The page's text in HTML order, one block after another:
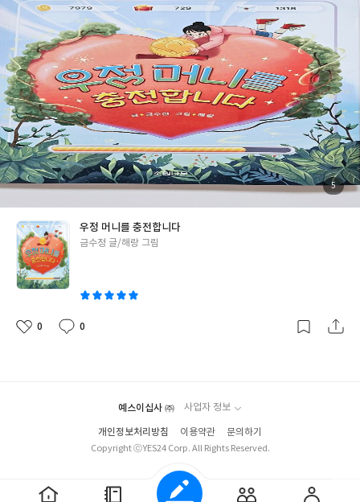
다 본 이혼전문 변호사의 간판이 눈에 깊게 박힌 이유는 그 때문이지
요. 매일같이 싸우는 부모님의 모습은 상이의 평온한 잠마저 앗아갔
습니다. 꿈 속에서도, 상이는 싸우는 부모님들의 모습을 무기력하게
지켜만 봐야 합니다. 이는 상이에게 깊은 무기력함과 우울증을 선사
합니다. 그러나 부부싸움이 항상 아이들에게 악몽을 남기는 것 만은
아닙니다. '부부싸움은 칼로 물 베기'라고도 하죠. 친구 호열이가 부
모님의 싸움을 쉽게 웃어넘길 수 있던 이유는, 부모님 사이에 존재
하는 화목함을 알고있기 때문일겁니다. 부부가 어떤 마음으로 싸우
는지, 어떻게 싸우는지를 아이들이 모두 알고있다는 의미일지도 몰
라요. 처음에는 아이들의 악몽을 가라앉힐 수 있는 키워드를 얻기 위
해 책을 읽기 시작했어요. 휘리릭 넘어가는 페이지 속에서 초등 아이
해보면, 어쩌면 제가 가진 불안과 스트레스 때문에 아이들이 악몽을
꾸는 것이 아니었을까, 하는 생각을 해봅니다. 문득 돌아보면 제가
육아 스트레스로 힘들어할 때 마다 아이들이 부쩍 불안해했거든요.
아이들은 집안 분위기를 먹고 자라난다는 생각을, 문득 해봐요. 건
강한 가정 분위기 속에서, 아이들은 안정적으로 자라날거에요. 오늘
천연령 초등 3-4학년간단한 일러스트에 줄글로 이어지는 초등 소설
이 아이의 용돈 관리 문제랍니다. 다른 말로 경제교육이라고도 하죠.
그러던 중에, "우정 머니를 충전합니다" 라는 책이 아이들의 경제
교육을 위해 좋은 동화책이라는 소개를 보고 읽어보게 되었어요. >
우정 머니를 충전합니다 동은이는 지나의 생일파티에 초대받았어
요. 그런데 하필이면 영재원 수업시간과 겹쳤습니다. 엄마는 영재원
수업을 빠지지 못하게 해요. 그래서 동은이는 지나의 생일파티에 가
지 못합니다. 지나의 생일파티에 빠진 일로 친구사이를 이어가지 못
하게 될 것이라는 걱정에 빠진 동은이는 큰 맘 먹고 용돈을 모두 털
어 비싼 앨범을 사요. 지나의 생일선물로요. "지나한테는 이보다 더
한 것도 사 줄 수 있어.또다시 친구를 잃을 순 없다고!" 사실 동은이
에게는 따돌림을 당한 아픈 기억이 있습니다. 작년에 친구들에게 영
마가 학교에 찾아와서야 일이 마무리되었지요. 그러나 친구들과의
관계는 돌이킬 수 없었습니다. 그래서 동은이는 친구들에게 영재원
을 다닌다는 것을 밝히고 싶지 않았어요. 그리고 친구들에게 안 좋은
이야기를 하는 엄마에게도 친구들에 대한 이야기를 하고 싶지 않았
죠. 월요일. 학교에서 지나에게 생일선물을 주자, 지나는 무척 기뻐
니다. 친구들과 처음으로 공기놀이 내기도 했지요. 그러나 생일선물
정의 의미학창시절을 지나온 어른의 입장에서 "우정 머니를 충전합
니다"에서 동은이가 겪은 일을 학창시절에 한 번쯤은 경험해보았습
니다. 친구들과 우정을 만들어가는 방법을 잘 몰라 서투르던 시절,
용돈을 과시하며 친구들에게 선물로 환심을 사던 친구도 보았고, 초
라한 선물을 주면 친구의 우정을 잃을까 걱정도 해보았지요. 친구들
첨
부
사
5
우정 머니를 충전합니다
글
금수정 글/해랑 그림
좋
0
댓
0
작
예스이십사 ㈜ 사업자 정보
개인정보처리방침 이용약관
문의하기
Copyright ⓒYES24 Corp. All Rights Reserved.